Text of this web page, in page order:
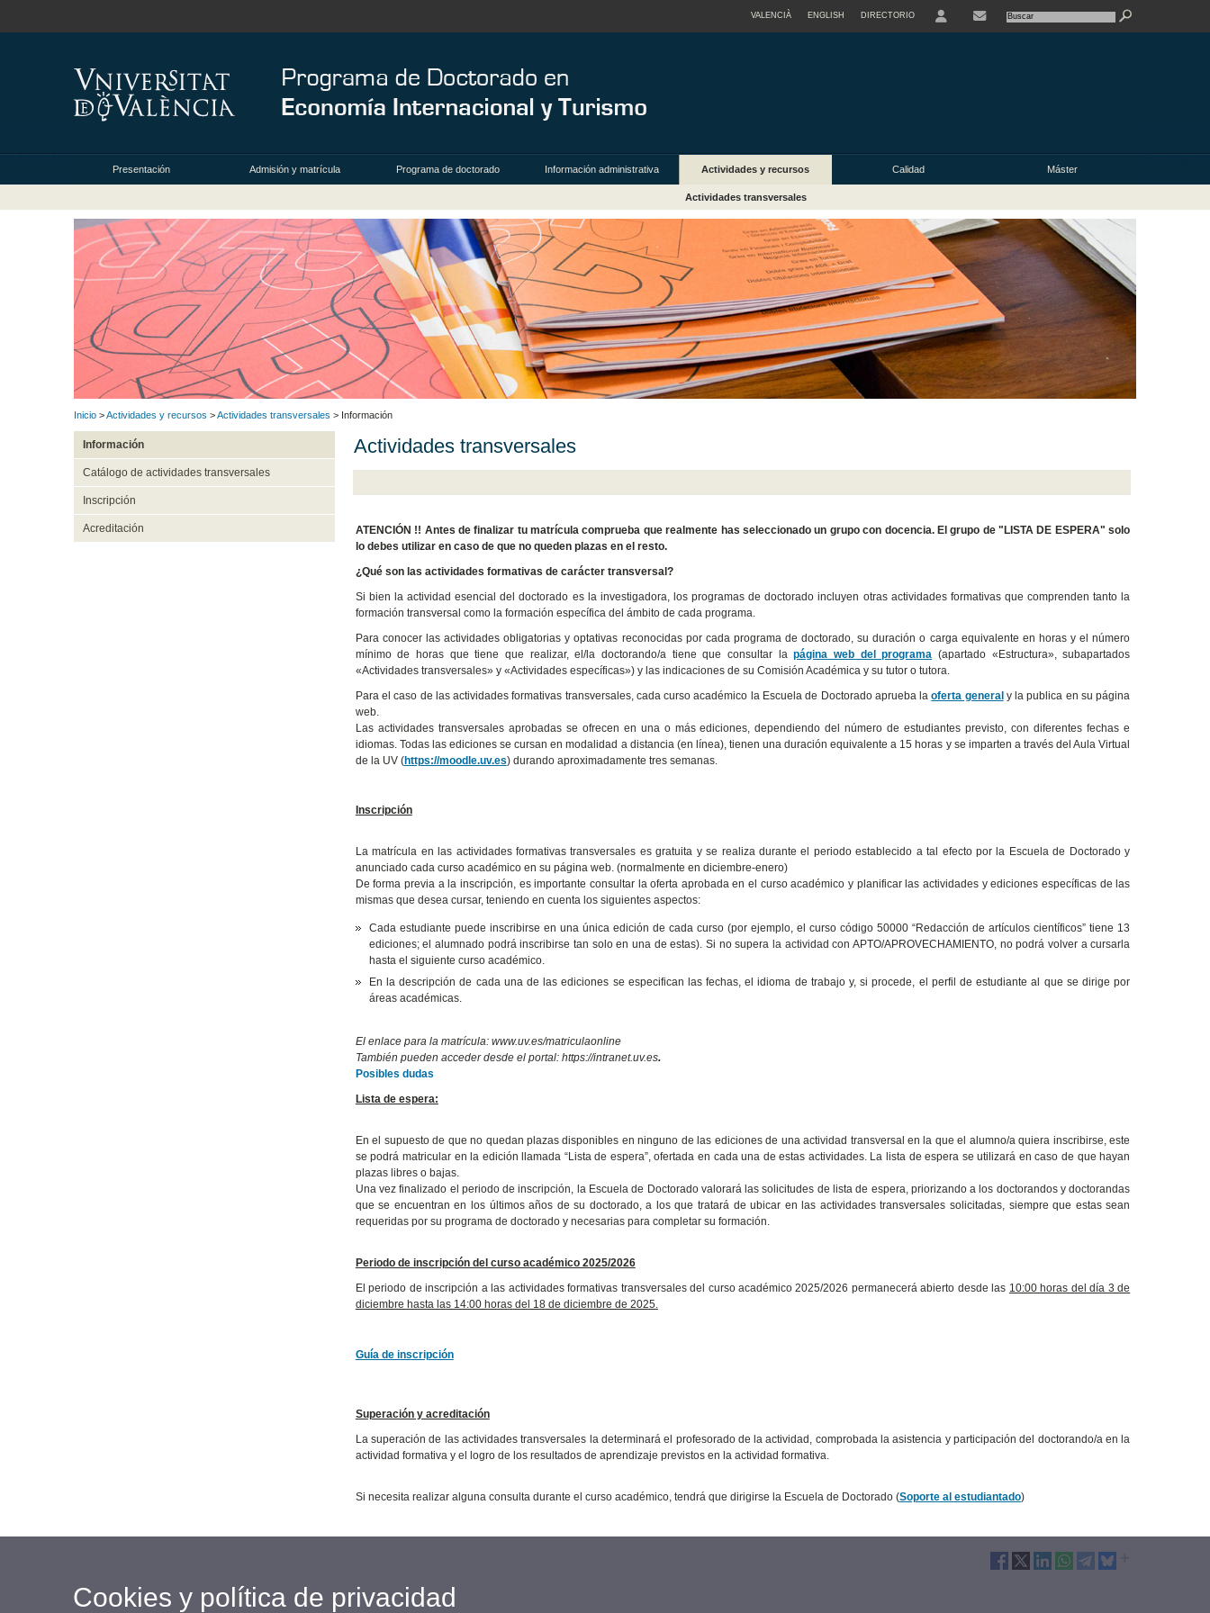
VALENCIÀ ENGLISH DIRECTORIO
Presentación Admisión y matrícula Programa de doctorado Información administrativa Actividades y recursos Calidad Máster
Actividades transversales
Inicio >Actividades y recursos >Actividades transversales > Información
Información
Catálogo de actividades transversales
Inscripción
Acreditación
Actividades transversales
ATENCIÓN !! Antes de finalizar tu matrícula comprueba que realmente has seleccionado un grupo con docencia. El grupo de "LISTA DE ESPERA" solo
lo debes utilizar en caso de que no queden plazas en el resto.
¿Qué son las actividades formativas de carácter transversal?
Si bien la actividad esencial del doctorado es la investigadora, los programas de doctorado incluyen otras actividades formativas que comprenden tanto la
formación transversal como la formación específica del ámbito de cada programa.
Para conocer las actividades obligatorias y optativas reconocidas por cada programa de doctorado, su duración o carga equivalente en horas y el número
mínimo de horas que tiene que realizar, el/la doctorando/a tiene que consultar lapágina web del programa (apartado «Estructura», subapartados
«Actividades transversales» y «Actividades específicas») y las indicaciones de su Comisión Académica y su tutor o tutora.
Para el caso de las actividades formativas transversales, cada curso académico la Escuela de Doctorado aprueba laoferta general y la publica en su página
web.
Las actividades transversales aprobadas se ofrecen en una o más ediciones, dependiendo del número de estudiantes previsto, con diferentes fechas e
idiomas. Todas las ediciones se cursan en modalidad a distancia (en línea), tienen una duración equivalente a 15 horas y se imparten a través del Aula Virtual
de la UV (https://moodle.uv.es) durando aproximadamente tres semanas.
Inscripción
La matrícula en las actividades formativas transversales es gratuita y se realiza durante el periodo establecido a tal efecto por la Escuela de Doctorado y
anunciado cada curso académico en su página web. (normalmente en diciembre-enero)
De forma previa a la inscripción, es importante consultar la oferta aprobada en el curso académico y planificar las actividades y ediciones específicas de las
mismas que desea cursar, teniendo en cuenta los siguientes aspectos:
Cada estudiante puede inscribirse en una única edición de cada curso (por ejemplo, el curso código 50000 “Redacción de artículos científicos” tiene 13
ediciones; el alumnado podrá inscribirse tan solo en una de estas). Si no supera la actividad con APTO/APROVECHAMIENTO, no podrá volver a cursarla
hasta el siguiente curso académico.
En la descripción de cada una de las ediciones se especifican las fechas, el idioma de trabajo y, si procede, el perfil de estudiante al que se dirige por
áreas académicas.
El enlace para la matrícula: www.uv.es/matriculaonline
También pueden acceder desde el portal: https://intranet.uv.es.
Posibles dudas
Lista de espera:
En el supuesto de que no quedan plazas disponibles en ninguno de las ediciones de una actividad transversal en la que el alumno/a quiera inscribirse, este
se podrá matricular en la edición llamada “Lista de espera”, ofertada en cada una de estas actividades. La lista de espera se utilizará en caso de que hayan
plazas libres o bajas.
Una vez finalizado el periodo de inscripción, la Escuela de Doctorado valorará las solicitudes de lista de espera, priorizando a los doctorandos y doctorandas
que se encuentran en los últimos años de su doctorado, a los que tratará de ubicar en las actividades transversales solicitadas, siempre que estas sean
requeridas por su programa de doctorado y necesarias para completar su formación.
Periodo de inscripción del curso académico 2025/2026
El periodo de inscripción a las actividades formativas transversales del curso académico 2025/2026 permanecerá abierto desde las 10:00 horas del día 3 de
diciembre hasta las 14:00 horas del 18 de diciembre de 2025.
Guía de inscripción
Superación y acreditación
La superación de las actividades transversales la determinará el profesorado de la actividad, comprobada la asistencia y participación del doctorando/a en la
actividad formativa y el logro de los resultados de aprendizaje previstos en la actividad formativa.
Si necesita realizar alguna consulta durante el curso académico, tendrá que dirigirse la Escuela de Doctorado (Soporte al estudiantado)
Cookies y política de privacidad